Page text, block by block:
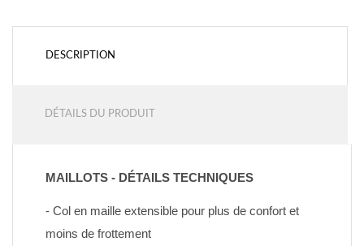
DESCRIPTION
DÉTAILS DU PRODUIT
MAILLOTS - DÉTAILS TECHNIQUES
- Col en maille extensible pour plus de confort et
moins de frottement